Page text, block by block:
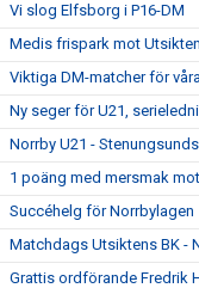
Vi slog Elfsborg i P16-DM
Medis frispark mot Utsikten
Viktiga DM-matcher för
Ny seger för U21,
Norrby U21 -
1 poäng med mersmak
Succéhelg för Norrbylagen
Matchdags Utsiktens BK -
Grattis ordförande Fredrik